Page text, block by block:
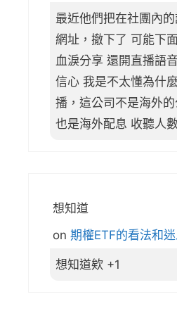
最近他們把在社團內
網址，撤下了 可能下
血淚分享 還開直播語
信心 我是不太懂為什
播，這公司不是海外
也是海外配息 收聽人
想知道
on 期權ETF的看法和
想知道欸 +1